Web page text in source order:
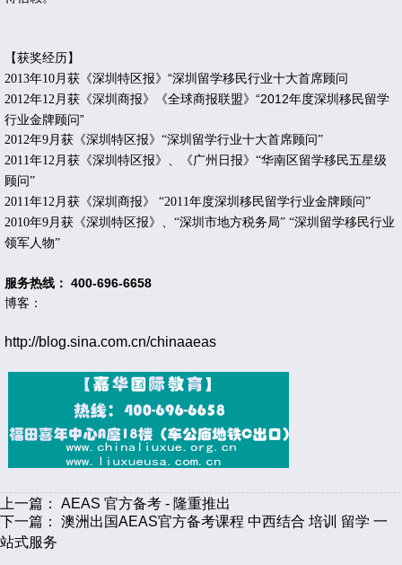
【获奖经历】
2013年10 月获《深圳特区报》“深圳留学移民行业十大首席顾问
2012年12 月获《深圳商报》《全球商报联盟》“2012年度深圳移民留学
行业金牌顾问”
2012年9月获《深圳特区报》“深圳留学行业十大首席顾问”
2011年12月获《深圳特区报》、《广州日报》“华南区留学移民五星级
顾问”
2011年12月获《深圳商报》 “2011年度深圳移民留学行业金牌顾问”
2010年9月获《深圳特区报》、“深圳市地方税务局” “深圳留学移民行业
领军人物”
服务热线： 400-696-6658
博客：
http://blog.sina.com.cn/chinaaeas
上一篇： AEAS 官方备考 - 隆重推出
下一篇： 澳洲出国AEAS官方备考课程 中西结合 培训 留学 一
站式服务